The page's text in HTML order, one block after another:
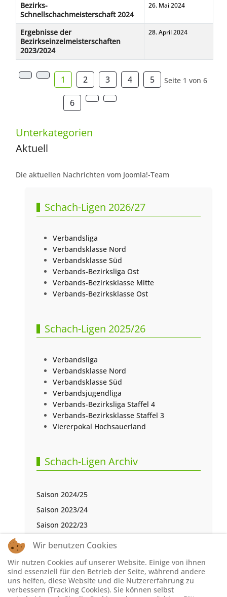
Bezirks-
Schnellschachmeisterschaft 2024
26. Mai 2024
Ergebnisse der
Bezirkseinzelmeisterschaften
2023/2024
28. April 2024
Seite 1 von 6
1 2 3 4 5
6
Unterkategorien
Aktuell
Die aktuellen Nachrichten vom Joomla!-Team
Schach-Ligen 2026/27
Verbandsliga
Verbandsklasse Nord
Verbandsklasse Süd
Verbands-Bezirksliga Ost
Verbands-Bezirksklasse Mitte
Verbands-Bezirksklasse Ost
Schach-Ligen 2025/26
Verbandsliga
Verbandsklasse Nord
Verbandsklasse Süd
Verbandsjugendliga
Verbands-Bezirksliga Staffel 4
Verbands-Bezirksklasse Staffel 3
Viererpokal Hochsauerland
Schach-Ligen Archiv
Saison 2024/25
Saison 2023/24
Saison 2022/23
Saison 2021/22
Saison 2019/20
Saison 2018/19
Wir benutzen Cookies
Wir nutzen Cookies auf unserer Website. Einige von ihnen
sind essenziell für den Betrieb der Seite, während andere
uns helfen, diese Website und die Nutzererfahrung zu
verbessern (Tracking Cookies). Sie können selbst